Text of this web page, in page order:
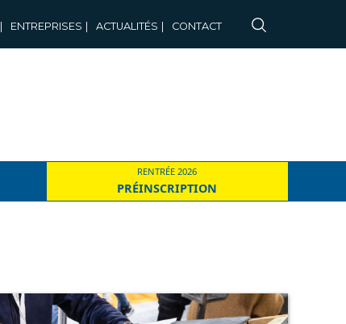
ENTREPRISES ACTUALITÉS CONTACT
RENTRÉE 2026
PRÉINSCRIPTION